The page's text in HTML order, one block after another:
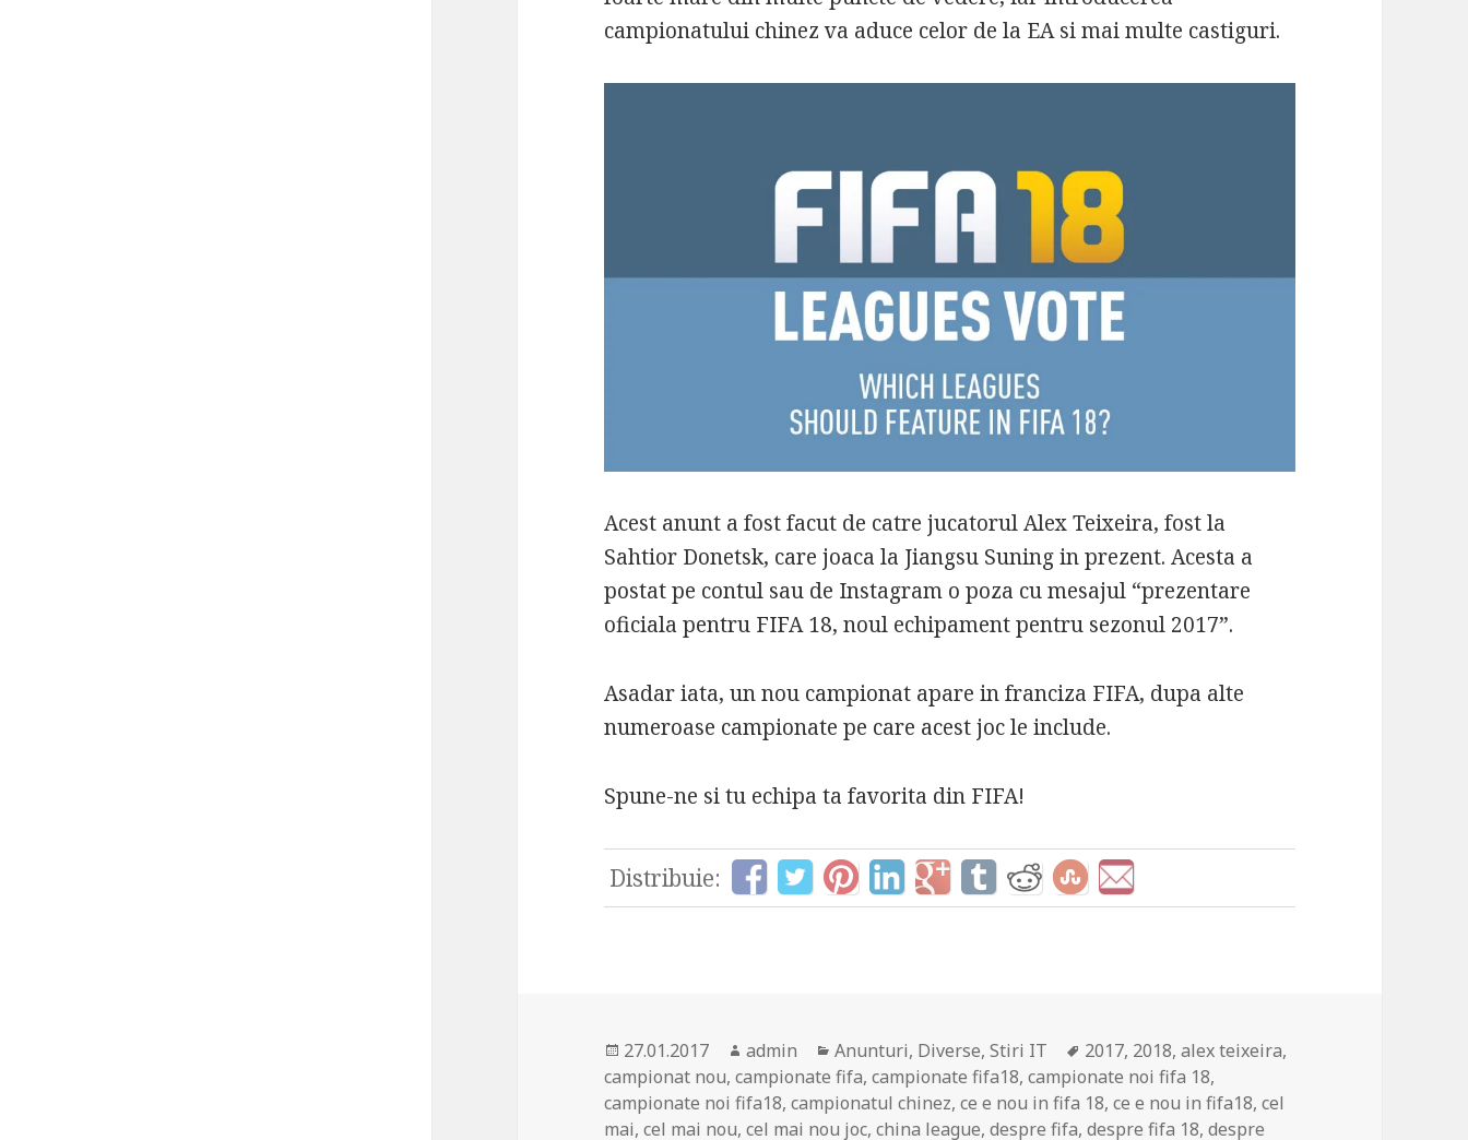
campionatului chinez va aduce celor de la EA si mai multe castiguri.
Acest anunt a fost facut de catre jucatorul Alex Teixeira, fost la
Sahtior Donetsk, care joaca la Jiangsu Suning in prezent. Acesta a
postat pe contul sau de Instagram o poza cu mesajul “prezentare
oficiala pentru FIFA 18, noul echipament pentru sezonul 2017”.
Asadar iata, un nou campionat apare in franciza FIFA, dupa alte
numeroase campionate pe care acest joc le include.
Spune-ne si tu echipa ta favorita din FIFA!
Distribuie:
Posted
on
27.01.2017 Author
admin Categories
Anunturi, Diverse,Stiri IT Tags
2017, 2018,alex teixeira,
campionat nou,campionate fifa,campionate fifa18,campionate noi fifa 18,
campionate noi fifa18,campionatul chinez,ce e nou in fifa 18,ce e nou in fifa18,cel
mai,cel mai nou,cel mai nou joc,china league,despre fifa,despre fifa 18,despre